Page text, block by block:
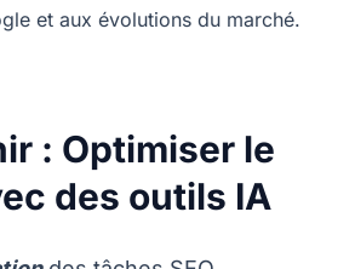
et aux évolutions du marché.
: Optimiser le
des outils IA